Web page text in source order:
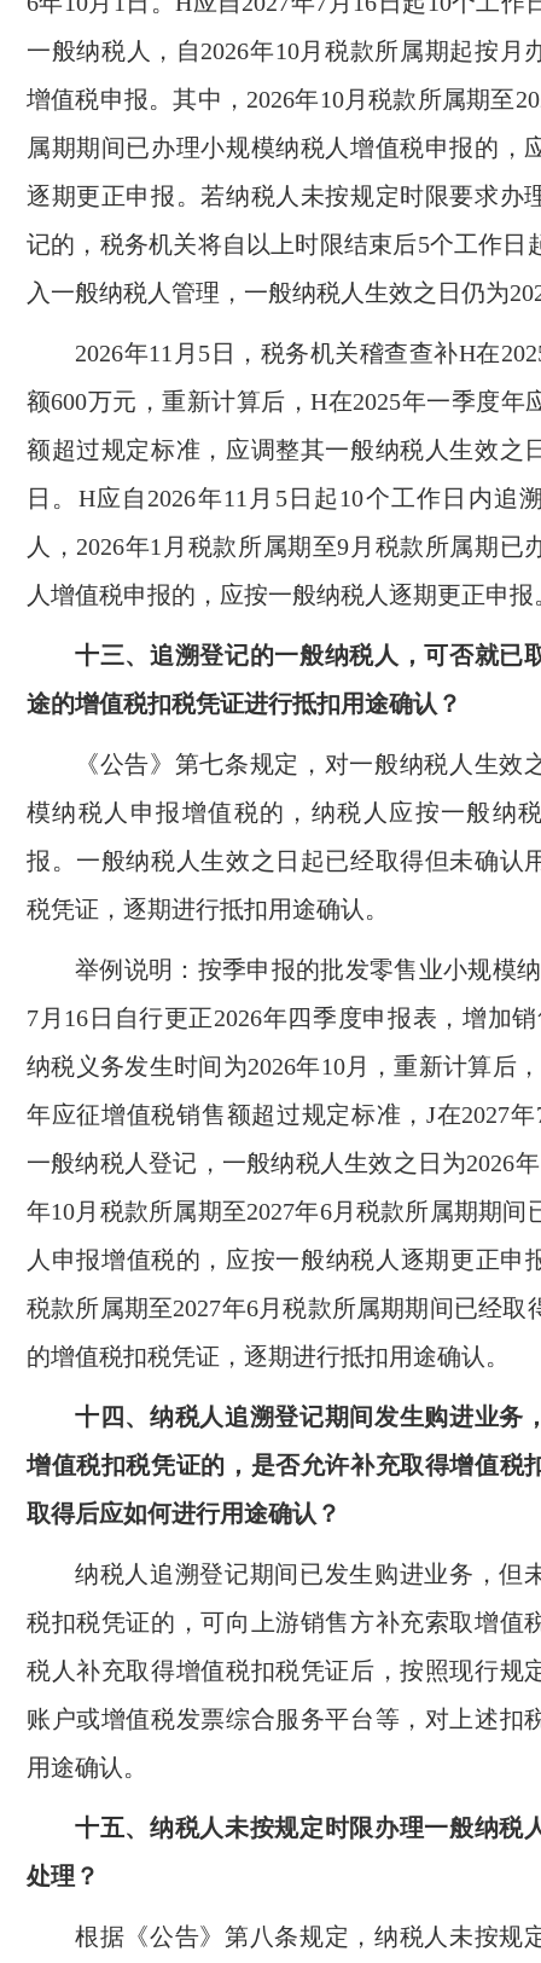
一般纳税人，自2026年10月税款所属期起按月
增值税申报。其中，2026年10月税款所属期至
属期期间已办理小规模纳税人增值税申报的，
逐期更正申报。若纳税人未按规定时限要求办
记的，税务机关将自以上时限结束后5个工作日
入一般纳税人管理，一般纳税人生效之日仍为
2026年11月5日，税务机关稽查查补H在
额600万元，重新计算后，H在2025年一季度年
额超过规定标准，应调整其一般纳税人生效之
日。H应自2026年11月5日起10个工作日内追
人，2026年1月税款所属期至9月税款所属期已
人增值税申报的，应按一般纳税人逐期更正申报
十三、追溯登记的一般纳税人，可否就已
途的增值税扣税凭证进行抵扣用途确认？
《公告》第七条规定，对一般纳税人生效
模纳税人申报增值税的，纳税人应按一般纳
报。一般纳税人生效之日起已经取得但未确认
税凭证，逐期进行抵扣用途确认。
举例说明：按季申报的批发零售业小规模
7月16日自行更正2026年四季度申报表，增加
纳税义务发生时间为2026年10月，重新计算后
年应征增值税销售额超过规定标准，J在2027
一般纳税人登记，一般纳税人生效之日为2026
年10月税款所属期至2027年6月税款所属期期间
人申报增值税的，应按一般纳税人逐期更正申
税款所属期至2027年6月税款所属期期间已经取
的增值税扣税凭证，逐期进行抵扣用途确认。
十四、纳税人追溯登记期间发生购进业务
增值税扣税凭证的，是否允许补充取得增值税
取得后应如何进行用途确认？
纳税人追溯登记期间已发生购进业务，但
税扣税凭证的，可向上游销售方补充索取增值
税人补充取得增值税扣税凭证后，按照现行规
账户或增值税发票综合服务平台等，对上述扣
用途确认。
十五、纳税人未按规定时限办理一般纳税
处理？
根据《公告》第八条规定，纳税人未按规